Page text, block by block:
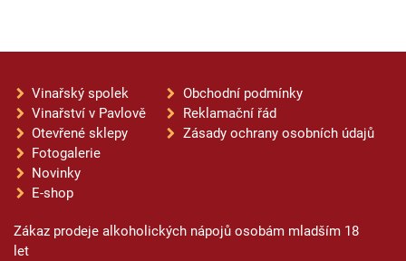
Vinařský spolek
Vinařství v Pavlově
Otevřené sklepy
Fotogalerie
Novinky
E-shop
Obchodní podmínky
Reklamační řád
Zásady ochrany osobních údajů
Zákaz prodeje alkoholických nápojů osobám mladším 18
let